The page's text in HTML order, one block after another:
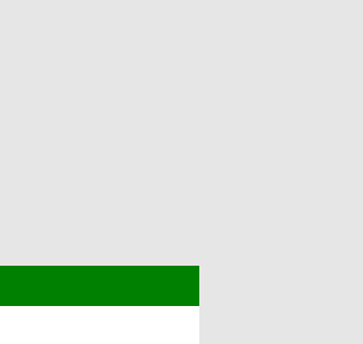
Rodzinie